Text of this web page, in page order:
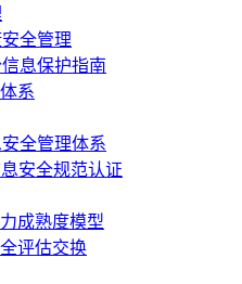
全管理
息保护指南
系
全管理体系
安全规范认证
成熟度模型
评估交换